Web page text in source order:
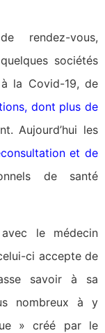
rendez-vous,
sociétés
la Covid-19, de
dont plus de
Aujourd’hui les
et de
de santé
le médecin
ci accepte de
savoir à sa
nombreux à y
» créé par le